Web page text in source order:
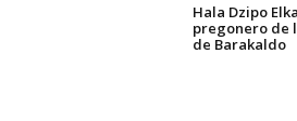
Hala Dzipo
pregonero de
de Barakaldo